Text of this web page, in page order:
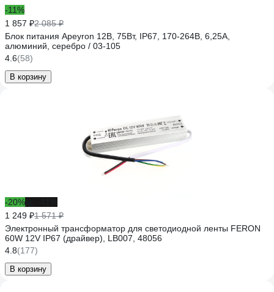
-11%
1 857 ₽2 085 ₽
Блок питания Apeyron 12В, 75Вт, IP67, 170-264В, 6,25А,
алюминий, серебро / 03-105
4.6(58)
В корзину
-20%
1 249 ₽1 571 ₽
Электронный трансформатор для светодиодной ленты FERON
60W 12V IP67 (драйвер), LB007, 48056
4.8(177)
В корзину